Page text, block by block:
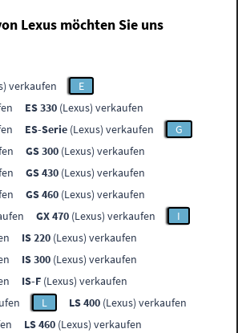
Lexus möchten Sie uns
verkaufen
E
ES 330 (Lexus) verkaufen
ES-Serie (Lexus) verkaufen
G
GS 300 (Lexus) verkaufen
GS 430 (Lexus) verkaufen
GS 460 (Lexus) verkaufen
GX 470 (Lexus) verkaufen
I
IS 220 (Lexus) verkaufen
IS 300 (Lexus) verkaufen
IS-F (Lexus) verkaufen
L LS 400 (Lexus) verkaufen
LS 460 (Lexus) verkaufen